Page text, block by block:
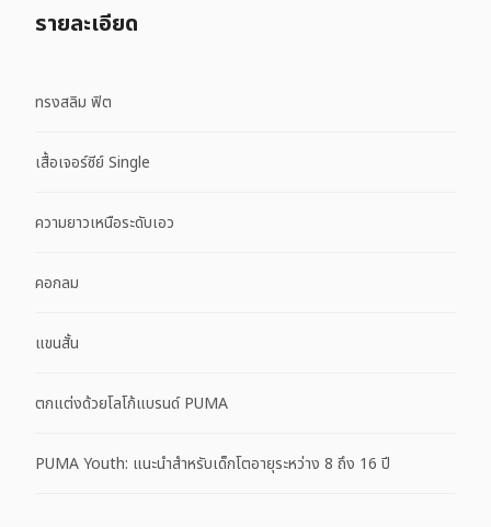
รายละเอียด
ทรงสลิม ฟิต
เสื้อเจอร์ซีย์ Single
ความยาวเหนือระดับเอว
คอกลม
แขนสั้น
ตกแต่งด้วยโลโก้แบรนด์ PUMA
PUMA Youth: แนะนำสำหรับเด็กโตอายุระหว่าง 8 ถึง 16 ปี